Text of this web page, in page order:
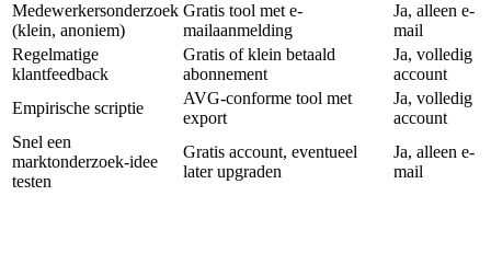
Medewerkersonderzoek
(klein, anoniem)
Gratis tool met e-
mailaanmelding
Ja, alleen e-
mail
Regelmatige
klantfeedback
Gratis of klein betaald
abonnement
Ja, volledig
account
Empirische scriptie
AVG-conforme tool met
export
Ja, volledig
account
Snel een
marktonderzoek-idee
testen
Gratis account, eventueel
later upgraden
Ja, alleen e-
mail